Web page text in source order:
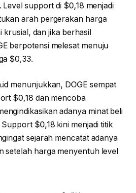
Level support di $0,18 menjadi
arah pergerakan harga
krusial, dan jika berhasil
berpotensi melesat menuju
$0,33.
menunjukkan, DOGE sempat
$0,18 dan mencoba
adanya minat beli
$0,18 kini menjadi titik
sejarah mencatat adanya
setelah harga menyentuh level